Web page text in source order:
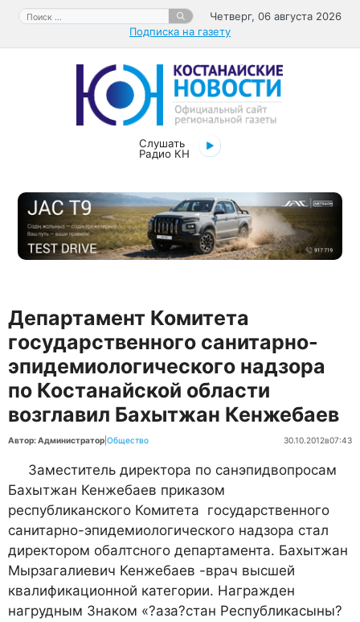
Перейти
содержимому
Поиск:
Четверг, 06 августа 2026
Подписка на газету
Слушать
Радио КН
Департамент Комитета
государственного санитарно-
эпидемиологического надзора
по Костанайской области
возглавил Бахытжан Кенжебаев
Автор: Администратор Общество 30.10.2012в07:43
Заместитель директора по санэпидвопросам
Бахытжан Кенжебаев приказом
республиканского Комитета государственного
санитарно-эпидемиологического надзора стал
директором обалтсного департамента. Бахытжан
Мырзагалиевич Кенжебаев -врач высшей
квалификационной категории. Награжден
нагрудным Знаком «?аза?стан Республикасыны?